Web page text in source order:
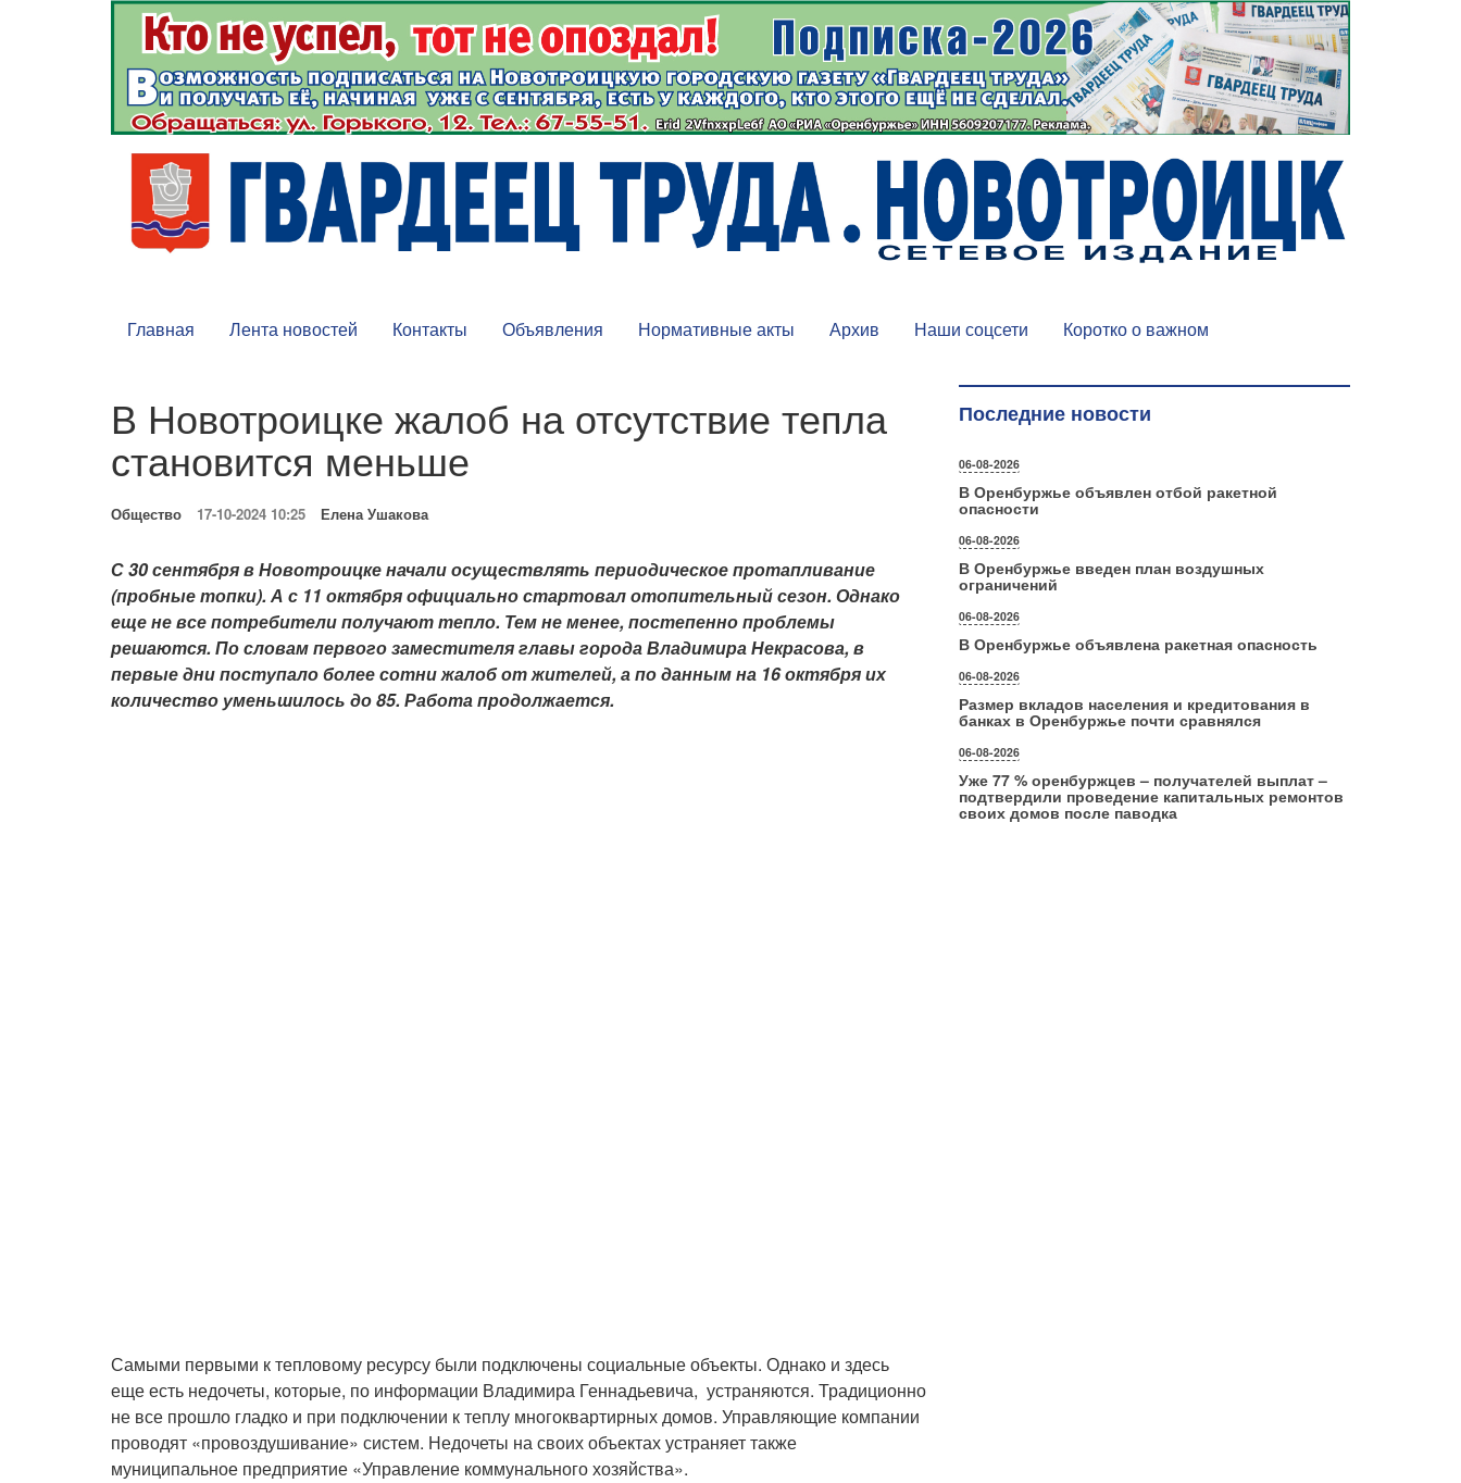
Главная Лента новостей Контакты Объявления Нормативные акты Архив Наши соцсети Коротко о важном
В Новотроицке жалоб на отсутствие тепла
становится меньше
Общество 17-10-2024 10:25 Елена Ушакова
С 30 сентября в Новотроицке начали осуществлять периодическое протапливание
(пробные топки). А с 11 октября официально стартовал отопительный сезон. Однако
еще не все потребители получают тепло. Тем не менее, постепенно проблемы
решаются. По словам первого заместителя главы города Владимира Некрасова, в
первые дни поступало более сотни жалоб от жителей, а по данным на 16 октября их
количество уменьшилось до 85. Работа продолжается.
Самыми первыми к тепловому ресурсу были подключены социальные объекты. Однако и здесь
еще есть недочеты, которые, по информации Владимира Геннадьевича, устраняются. Традиционно
не все прошло гладко и при подключении к теплу многоквартирных домов. Управляющие компании
проводят «провоздушивание» систем. Недочеты на своих объектах устраняет также
муниципальное предприятие «Управление коммунального хозяйства».
Последние новости
06-08-2026
В Оренбуржье объявлен отбой ракетной
опасности
06-08-2026
В Оренбуржье введен план воздушных
ограничений
06-08-2026
В Оренбуржье объявлена ракетная опасность
06-08-2026
Размер вкладов населения и кредитования в
банках в Оренбуржье почти сравнялся
06-08-2026
Уже 77 % оренбуржцев – получателей выплат –
подтвердили проведение капитальных ремонтов
своих домов после паводка